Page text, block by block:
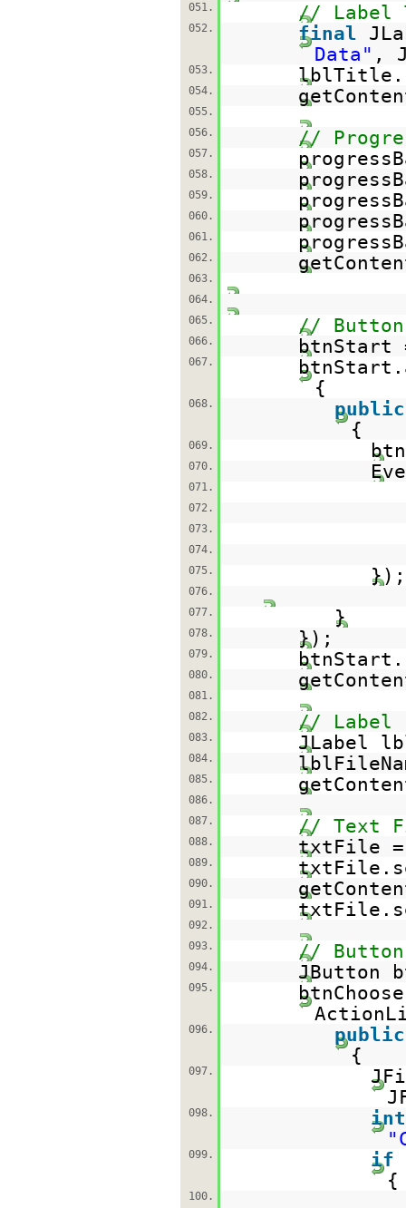
051.
// Label
052. final
Data" ,
053.
054.
055.
056.
//
057.
058.
059.
060.
061.
062.
063.
064.
065.
//
066.
067.
{
068.
public
{
069.
070.
071.
072.
073.
074.
075.
});
076.
077.
}
078. });
079.
080.
081.
082.
// Label
083. JLabel
084.
085.
086.
087.
// Text
088. txtFile
089.
090.
091.
092.
093.
// Button
094. JButton
095.
096.
public
{
097.
098.
int
099. if
{
100.